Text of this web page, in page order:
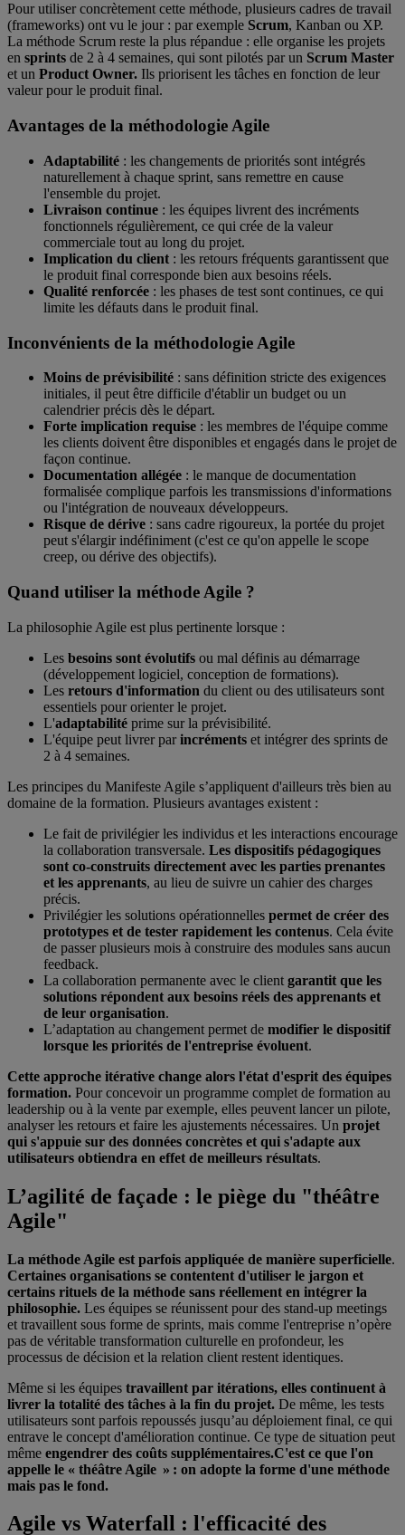
Pour utiliser concrètement cette méthode, plusieurs cadres de travail
(frameworks) ont vu le jour : par exemple Scrum, Kanban ou XP.
La méthode Scrum reste la plus répandue : elle organise les projets
en sprints de 2 à 4 semaines, qui sont pilotés par un Scrum Master
et un Product Owner. Ils priorisent les tâches en fonction de leur
valeur pour le produit final.
Avantages de la méthodologie Agile
Adaptabilité : les changements de priorités sont intégrés
naturellement à chaque sprint, sans remettre en cause
l'ensemble du projet.
Livraison continue : les équipes livrent des incréments
fonctionnels régulièrement, ce qui crée de la valeur
commerciale tout au long du projet.
Implication du client : les retours fréquents garantissent que
le produit final corresponde bien aux besoins réels.
Qualité renforcée : les phases de test sont continues, ce qui
limite les défauts dans le produit final.
Inconvénients de la méthodologie Agile
Moins de prévisibilité : sans définition stricte des exigences
initiales, il peut être difficile d'établir un budget ou un
calendrier précis dès le départ.
Forte implication requise : les membres de l'équipe comme
les clients doivent être disponibles et engagés dans le projet de
façon continue.
Documentation allégée : le manque de documentation
formalisée complique parfois les transmissions d'informations
ou l'intégration de nouveaux développeurs.
Risque de dérive : sans cadre rigoureux, la portée du projet
peut s'élargir indéfiniment (c'est ce qu'on appelle le scope
creep, ou dérive des objectifs).
Quand utiliser la méthode Agile ?
La philosophie Agile est plus pertinente lorsque :
Les besoins sont évolutifs ou mal définis au démarrage
(développement logiciel, conception de formations).
Les retours d'information du client ou des utilisateurs sont
essentiels pour orienter le projet.
L'adaptabilité prime sur la prévisibilité.
L'équipe peut livrer parincréments et intégrer des sprints de
2 à 4 semaines.
Les principes du Manifeste Agile s’appliquent d'ailleurs très bien au
domaine de la formation. Plusieurs avantages existent :
Le fait de privilégier les individus et les interactions encourage
la collaboration transversale. Les dispositifs pédagogiques
sont co-construits directement avec les parties prenantes
et les apprenants, au lieu de suivre un cahier des charges
précis.
Privilégier les solutions opérationnelles permet de créer des
prototypes et de tester rapidement les contenus. Cela évite
de passer plusieurs mois à construire des modules sans aucun
feedback.
La collaboration permanente avec le client garantit que les
solutions répondent aux besoins réels des apprenants et
de leur organisation.
L’adaptation au changement permet de modifier le dispositif
lorsque les priorités de l'entreprise évoluent.
Cette approche itérative change alors l'état d'esprit des équipes
formation. Pour concevoir un programme complet de formation au
leadership ou à la vente par exemple, elles peuvent lancer un pilote,
analyser les retours et faire les ajustements nécessaires. Un projet
qui s'appuie sur des données concrètes et qui s'adapte aux
utilisateurs obtiendra en effet de meilleurs résultats.
L’agilité de façade : le piège du "théâtre
Agile"
La méthode Agile est parfois appliquée de manière superficielle.
Certaines organisations se contentent d'utiliser le jargon et
certains rituels de la méthode sans réellement en intégrer la
philosophie. Les équipes se réunissent pour des stand-up meetings
et travaillent sous forme de sprints, mais comme l'entreprise n’opère
pas de véritable transformation culturelle en profondeur, les
processus de décision et la relation client restent identiques.
Même si les équipes travaillent par itérations, elles continuent à
livrer la totalité des tâches à la fin du projet. De même, les tests
utilisateurs sont parfois repoussés jusqu’au déploiement final, ce qui
entrave le concept d'amélioration continue. Ce type de situation peut
même engendrer des coûts supplémentaires.C'est ce que l'on
appelle le « théâtre Agile » : on adopte la forme d'une méthode
mais pas le fond.
Agile vs Waterfall : l'efficacité des